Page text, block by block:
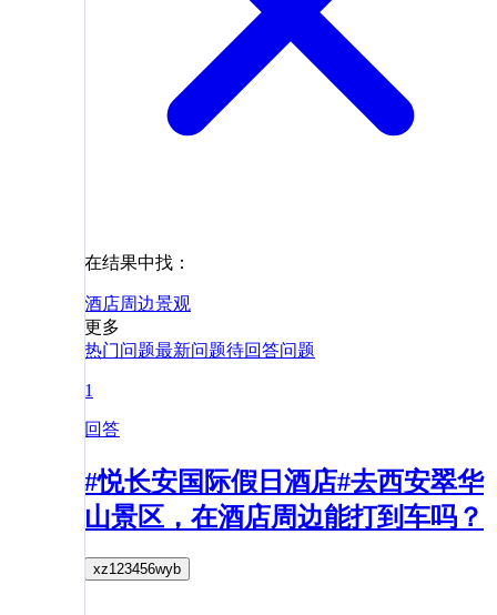
在结果中找：
酒店周边景观
更多
热门问题最新问题待回答问题
1
回答
#悦长安国际假日酒店#去西安翠华
山景区，在酒店周边能打到车吗？
xz123456wyb